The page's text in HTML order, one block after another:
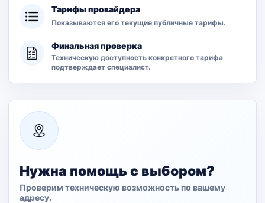
Тарифы провайдера
Показываются его текущие публичные тарифы.
Финальная проверка
Техническую доступность конкретного тарифа
подтверждает специалист.
Нужна помощь с выбором?
Проверим техническую возможность по вашему
адресу.